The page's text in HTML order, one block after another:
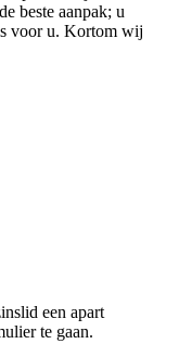
beste aanpak; u
voor u. Kortom wij
een apart
te gaan.